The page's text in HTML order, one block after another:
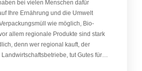
bei vielen Menschen dafür
Ihre Ernährung und die Umwelt
wie möglich, Bio-
allem regionale Produkte sind stark
denn wer regional kauft, der
tut Gutes für…